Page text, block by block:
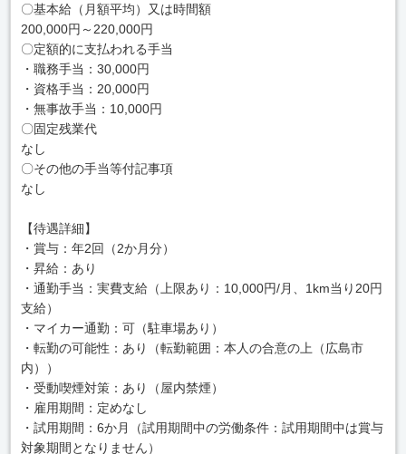
〇基本給（月額平均）又は時間額
200,000円～220,000円
〇定額的に支払われる手当
・職務手当：30,000円
・資格手当：20,000円
・無事故手当：10,000円
〇固定残業代
なし
〇その他の手当等付記事項
なし
【待遇詳細】
・賞与：年2回（2か月分）
・昇給：あり
・通勤手当：実費支給（上限あり：10,000円/月、1km当り20円
支給）
・マイカー通勤：可（駐車場あり）
・転勤の可能性：あり（転勤範囲：本人の合意の上（広島市
内））
・受動喫煙対策：あり（屋内禁煙）
・雇用期間：定めなし
・試用期間：6か月（試用期間中の労働条件：試用期間中は賞与
対象期間となりません）